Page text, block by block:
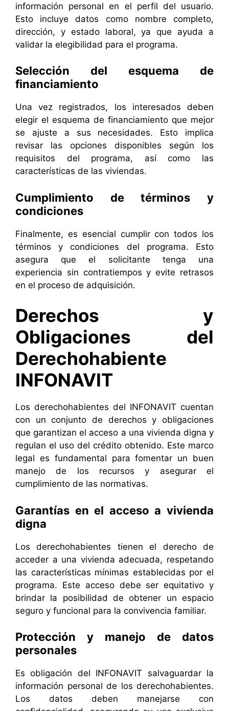
información personal en el perfil del usuario.
Esto incluye datos como nombre completo,
dirección, y estado laboral, ya que ayuda a
validar la elegibilidad para el programa.
Selección del esquema de
financiamiento
Una vez registrados, los interesados deben
elegir el esquema de financiamiento que mejor
se ajuste a sus necesidades. Esto implica
revisar las opciones disponibles según los
requisitos del programa, así como las
características de las viviendas.
Cumplimiento de términos y
condiciones
Finalmente, es esencial cumplir con todos los
términos y condiciones del programa. Esto
asegura que el solicitante tenga una
experiencia sin contratiempos y evite retrasos
en el proceso de adquisición.
Derechos y
Obligaciones del
Derechohabiente
INFONAVIT
Los derechohabientes del INFONAVIT cuentan
con un conjunto de derechos y obligaciones
que garantizan el acceso a una vivienda digna y
regulan el uso del crédito obtenido. Este marco
legal es fundamental para fomentar un buen
manejo de los recursos y asegurar el
cumplimiento de las normativas.
Garantías en el acceso a vivienda
digna
Los derechohabientes tienen el derecho de
acceder a una vivienda adecuada, respetando
las características mínimas establecidas por el
programa. Este acceso debe ser equitativo y
brindar la posibilidad de obtener un espacio
seguro y funcional para la convivencia familiar.
Protección y manejo de datos
personales
Es obligación del INFONAVIT salvaguardar la
información personal de los derechohabientes.
Los datos deben manejarse con